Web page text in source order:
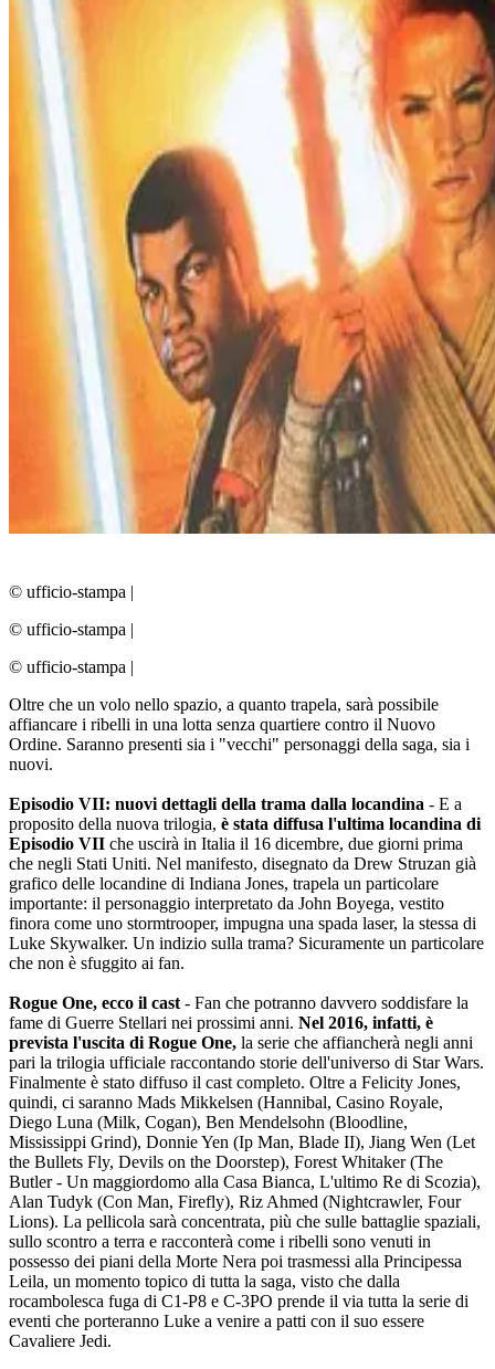
© ufficio-stampa |
© ufficio-stampa |
© ufficio-stampa |
Oltre che un volo nello spazio, a quanto trapela, sarà possibile
affiancare i ribelli in una lotta senza quartiere contro il Nuovo
Ordine. Saranno presenti sia i "vecchi" personaggi della saga, sia i
nuovi.
Episodio VII: nuovi dettagli della trama dalla locandina - E a
proposito della nuova trilogia, è stata diffusa l'ultima locandina di
Episodio VII che uscirà in Italia il 16 dicembre, due giorni prima
che negli Stati Uniti. Nel manifesto, disegnato da Drew Struzan già
grafico delle locandine di Indiana Jones, trapela un particolare
importante: il personaggio interpretato da John Boyega, vestito
finora come uno stormtrooper, impugna una spada laser, la stessa di
Luke Skywalker. Un indizio sulla trama? Sicuramente un particolare
che non è sfuggito ai fan.
Rogue One, ecco il cast - Fan che potranno davvero soddisfare la
fame di Guerre Stellari nei prossimi anni. Nel 2016, infatti, è
prevista l'uscita di Rogue One, la serie che affiancherà negli anni
pari la trilogia ufficiale raccontando storie dell'universo di Star Wars.
Finalmente è stato diffuso il cast completo. Oltre a Felicity Jones,
quindi, ci saranno Mads Mikkelsen (Hannibal, Casino Royale,
Diego Luna (Milk, Cogan), Ben Mendelsohn (Bloodline,
Mississippi Grind), Donnie Yen (Ip Man, Blade II), Jiang Wen (Let
the Bullets Fly, Devils on the Doorstep), Forest Whitaker (The
Butler - Un maggiordomo alla Casa Bianca, L'ultimo Re di Scozia),
Alan Tudyk (Con Man, Firefly), Riz Ahmed (Nightcrawler, Four
Lions). La pellicola sarà concentrata, più che sulle battaglie spaziali,
sullo scontro a terra e racconterà come i ribelli sono venuti in
possesso dei piani della Morte Nera poi trasmessi alla Principessa
Leila, un momento topico di tutta la saga, visto che dalla
rocambolesca fuga di C1-P8 e C-3PO prende il via tutta la serie di
eventi che porteranno Luke a venire a patti con il suo essere
Cavaliere Jedi.